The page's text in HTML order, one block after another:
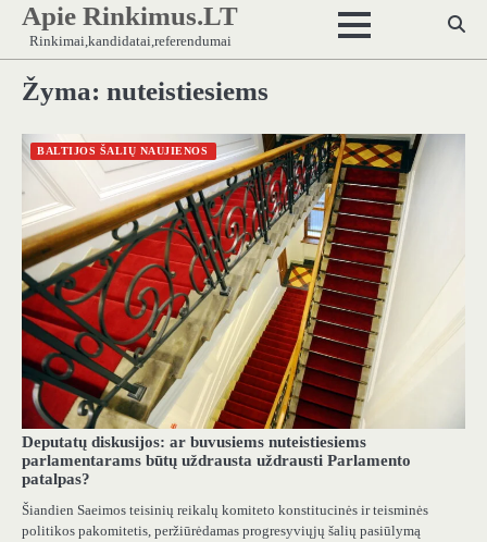
Skip
content
Apie Rinkimus.LT
Rinkimai,kandidatai,referendumai
Žyma: nuteistiesiems
BALTIJOS ŠALIŲ NAUJIENOS
Deputatų diskusijos: ar buvusiems nuteistiesiems
parlamentarams būtų uždrausta uždrausti Parlamento
patalpas?
Šiandien Saeimos teisinių reikalų komiteto konstitucinės ir teisminės
politikos pakomitetis, peržiūrėdamas progresyviųjų šalių pasiūlymą